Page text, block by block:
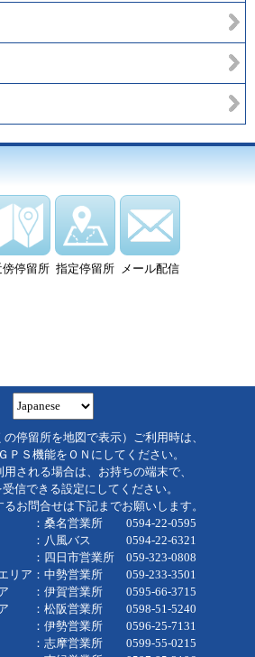
傍停留所 指定停留所 メール配信
停留所を地図で表示）ご利用時は、
Ｓ機能をＯＮにしてください。
される場合は、お持ちの端末で、
信できる設定にしてください。
お問合せは下記までお願いします。
桑名営業所 0594-22-0595
ス 0594-22-6321
四日市営業所 059-323-0808
リア：中勢営業所 059-233-3501
ア ：伊賀営業所 0595-66-3715
ア ：松阪営業所 0598-51-5240
伊勢営業所 0596-25-7131
志摩営業所 0599-55-0215